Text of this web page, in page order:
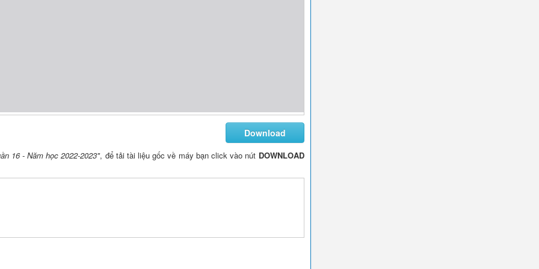
Download
16 - Năm học 2022-2023", để tải tài liệu gốc về máy bạn click vào nút DOWNLOAD